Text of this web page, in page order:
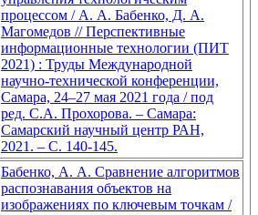
процессом / А. А. Бабенко, Д. А.
Магомедов // Перспективные
информационные технологии (ПИТ
2021) : Труды Международной
научно-технической конференции,
Самара, 24–27 мая 2021 года / под
ред. С.А. Прохорова. – Самара:
Самарский научный центр РАН,
2021. – С. 140-145.
Бабенко, А. А. Сравнение алгоритмов
распознавания объектов на
изображениях по ключевым точкам /